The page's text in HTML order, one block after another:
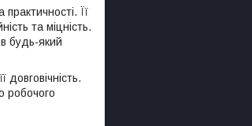
Її
та міцність.
будь-який
робочого